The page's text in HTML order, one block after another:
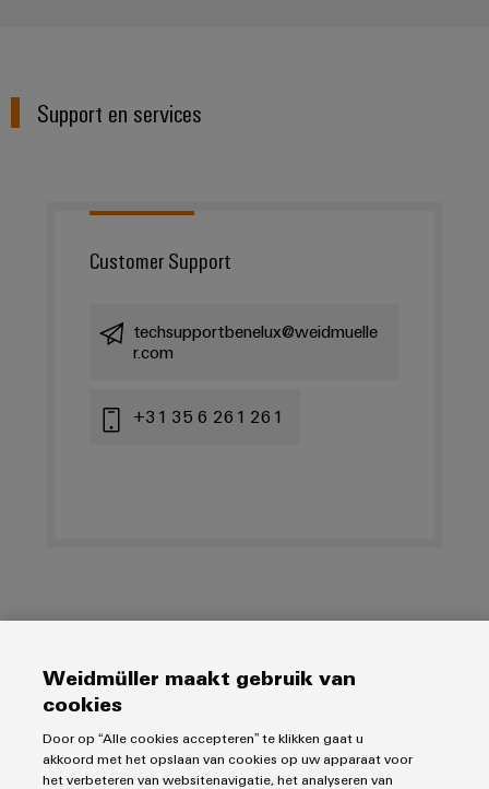
Support en services
Customer Support
techsupportbenelux@weidmuelle
r.com
+31 35 6 261 261
Producten
Klemmenstroken
Relais
Oplossingen
Weidmüller maakt gebruik van
cookies
Door op “Alle cookies accepteren” te klikken gaat u
akkoord met het opslaan van cookies op uw apparaat voor
het verbeteren van websitenavigatie, het analyseren van